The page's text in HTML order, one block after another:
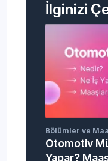
İlginizi
Bölümler ve
Otomotiv
Yapar?